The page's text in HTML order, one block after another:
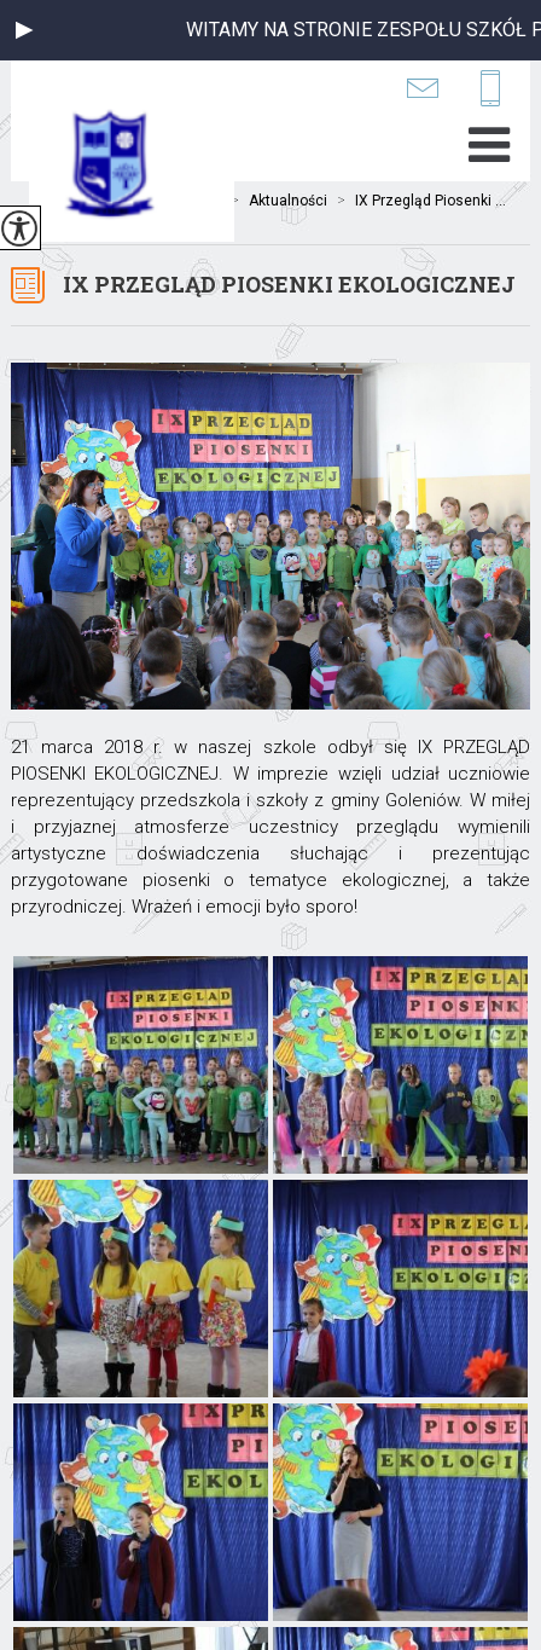
WITAMY NA STRONIE ZESPOŁU SZKÓŁ
Jesteś tutaj: > Aktualności > IX Przegląd Piosenki ...
IX PRZEGLĄD PIOSENKI EKOLOGICZNEJ
21 marca 2018 r. w naszej szkole odbył się IX PRZEGLĄD
PIOSENKI EKOLOGICZNEJ. W imprezie wzięli udział uczniowie
reprezentujący przedszkola i szkoły z gminy Goleniów. W miłej
i przyjaznej atmosferze uczestnicy przeglądu wymienili
artystyczne doświadczenia słuchając i prezentując
przygotowane piosenki o tematyce ekologicznej, a także
przyrodniczej. Wrażeń i emocji było sporo!